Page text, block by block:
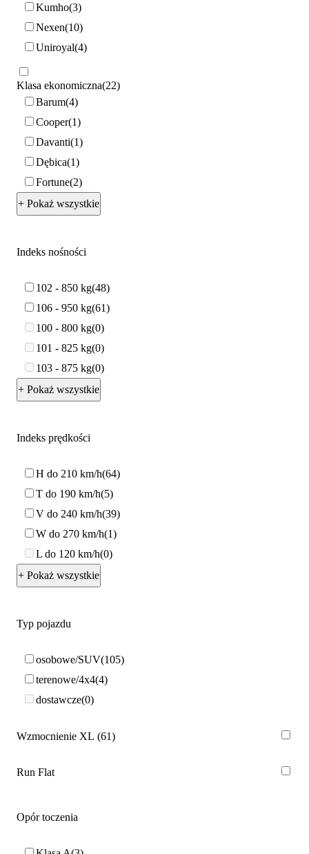
Kumho 3
Nexen 10
Uniroyal 4
Klasa ekonomiczna 22
Barum 4
Cooper 1
Davanti 1
Dębica 1
Fortune 2
+ Pokaż wszystkie
Indeks nośności
102 - 850 kg 48
106 - 950 kg 61
100 - 800 kg 0
101 - 825 kg 0
103 - 875 kg 0
+ Pokaż wszystkie
Indeks prędkości
H do 210 km/h 64
T do 190 km/h 5
V do 240 km/h 39
W do 270 km/h 1
L do 120 km/h 0
+ Pokaż wszystkie
Typ pojazdu
osobowe/SUV 105
terenowe/4x4 4
dostawcze 0
Wzmocnienie XL 61
Run Flat
Opór toczenia